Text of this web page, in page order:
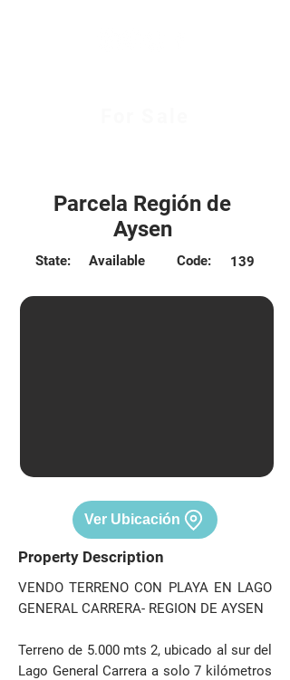
Parcela Región de
Aysen
Code: 139
State: Available
Ver Ubicación
Property Description
VENDO TERRENO CON PLAYA EN LAGO
GENERAL CARRERA- REGION DE AYSEN
Terreno de 5.000 mts 2, ubicado al sur del
Lago General Carrera a solo 7 kilómetros